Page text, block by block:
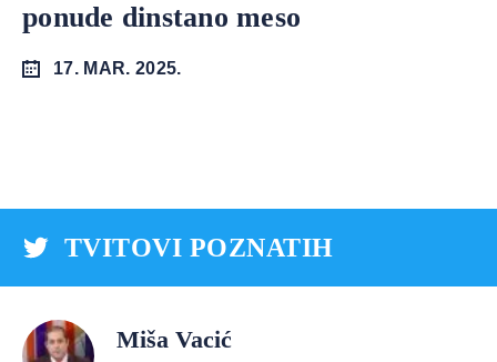
ponude dinstano meso
17. MAR. 2025.
TVITOVI POZNATIH
Miša Vacić